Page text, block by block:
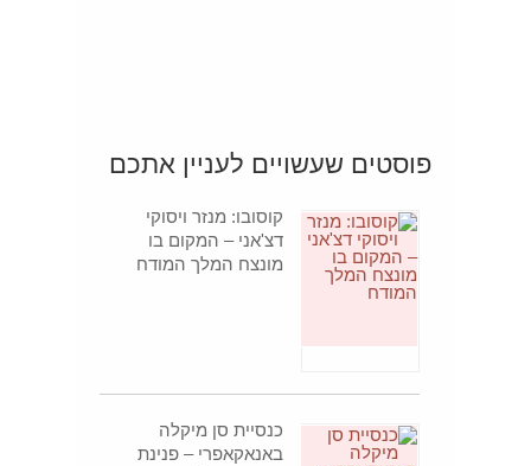
פוסטים שעשויים לעניין אתכם
קוסובו: מנזר ויסוקי
דצ'אני – המקום בו
מונצח המלך המודח
כנסיית סן מיקלה
באנאקאפרי – פנינת